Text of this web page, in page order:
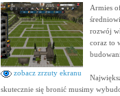
zobacz zrzuty ekranu
Armies
rozwój
coraz to
skutecznie się bronić musimy